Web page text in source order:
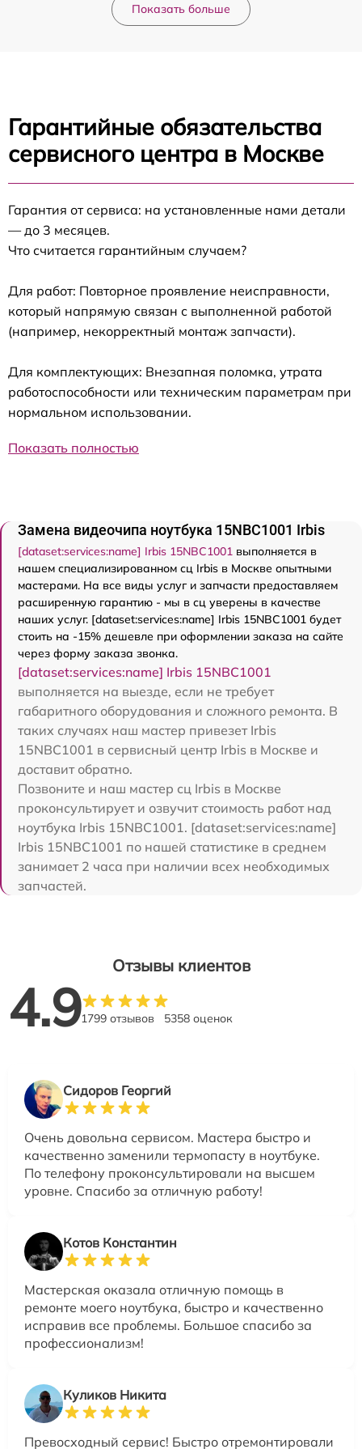
Показать больше
Гарантийные обязательства
сервисного центра в Москве
Гарантия от сервиса: на установленные нами детали
— до 3 месяцев.
Что считается гарантийным случаем?
Для работ: Повторное проявление неисправности,
который напрямую связан с выполненной работой
(например, некорректный монтаж запчасти).
Для комплектующих: Внезапная поломка, утрата
работоспособности или техническим параметрам при
нормальном использовании.
Показать полностью
Замена видеочипа ноутбука 15NBC1001 Irbis
[dataset:services:name] Irbis 15NBC1001 выполняется в
нашем специализированном сц Irbis в Москве опытными
мастерами. На все виды услуг и запчасти предоставляем
расширенную гарантию - мы в сц уверены в качестве
наших услуг. [dataset:services:name] Irbis 15NBC1001 будет
стоить на -15% дешевле при оформлении заказа на сайте
через форму заказа звонка.
[dataset:services:name] Irbis 15NBC1001
выполняется на выезде, если не требует
габаритного оборудования и сложного ремонта. В
таких случаях наш мастер привезет Irbis
15NBC1001 в сервисный центр Irbis в Москве и
доставит обратно.
Позвоните и наш мастер сц Irbis в Москве
проконсультирует и озвучит стоимость работ над
ноутбука Irbis 15NBC1001. [dataset:services:name]
Irbis 15NBC1001 по нашей статистике в среднем
занимает 2 часа при наличии всех необходимых
запчастей.
Отзывы клиентов
4.91799 отзывов 5358 оценок
Сидоров Георгий
Очень довольна сервисом. Мастера быстро и
качественно заменили термопасту в ноутбуке.
По телефону проконсультировали на высшем
уровне. Спасибо за отличную работу!
Котов Константин
Мастерская оказала отличную помощь в
ремонте моего ноутбука, быстро и качественно
исправив все проблемы. Большое спасибо за
профессионализм!
Куликов Никита
Превосходный сервис! Быстро отремонтировали